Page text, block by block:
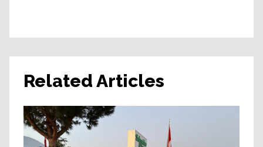
Related Articles